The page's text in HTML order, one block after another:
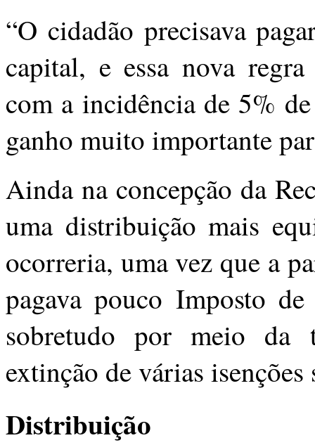
“O cidadão precisava
capital, e essa nova
com a incidência de 5%
ganho muito importante
Ainda na concepção da
uma distribuição mais
ocorreria, uma vez que a
pagava pouco Imposto
sobretudo por meio da
extinção de várias
Distribuição